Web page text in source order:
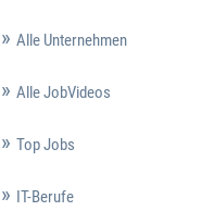
Alle Unternehmen
Alle JobVideos
Top Jobs
IT-Berufe